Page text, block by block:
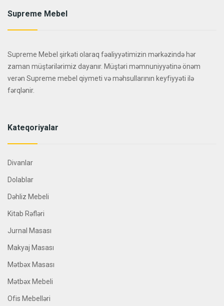
Supreme Mebel
Supreme Mebel şirkəti olaraq fəaliyyətimizin mərkəzində hər
zaman müştərilərimiz dayanır. Müştəri məmnuniyyətinə önəm
verən Supreme mebel qiymeti və məhsullarının keyfiyyəti ilə
fərqlənir.
Kateqoriyalar
Divanlar
Dolablar
Dəhliz Mebeli
Kitab Rəfləri
Jurnal Masası
Makyaj Masası
Mətbəx Masası
Mətbəx Mebeli
Ofis Mebelləri